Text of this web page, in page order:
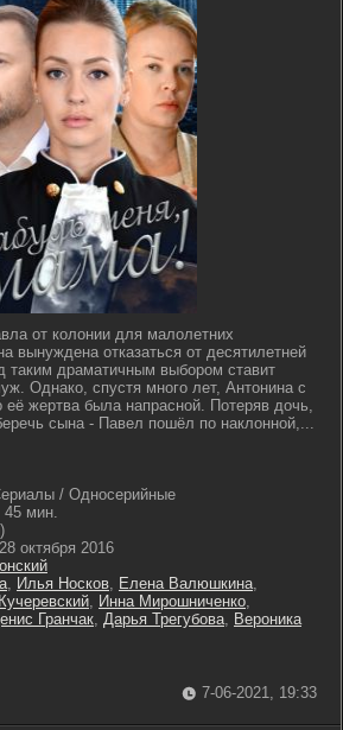
от колонии для малолетних
вынуждена отказаться от десятилетней
драматичным выбором ставит
Однако, спустя много лет, Антонина с
её жертва была напрасной. Потеряв дочь,
сына - Павел пошёл по наклонной,...
/ Односерийные
45 мин.
28 октября 2016
, Илья Носков, Елена Валюшкина,
, Инна Мирошниченко,
Гранчак, Дарья Трегубова, Вероника
7-06-2021, 19:33